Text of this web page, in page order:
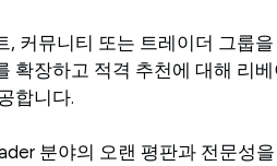
, 커뮤니티 또는 트레이더 그룹
확장하고 적격 추천에 대해 리
합니다.
분야의 오랜 평판과 전문성